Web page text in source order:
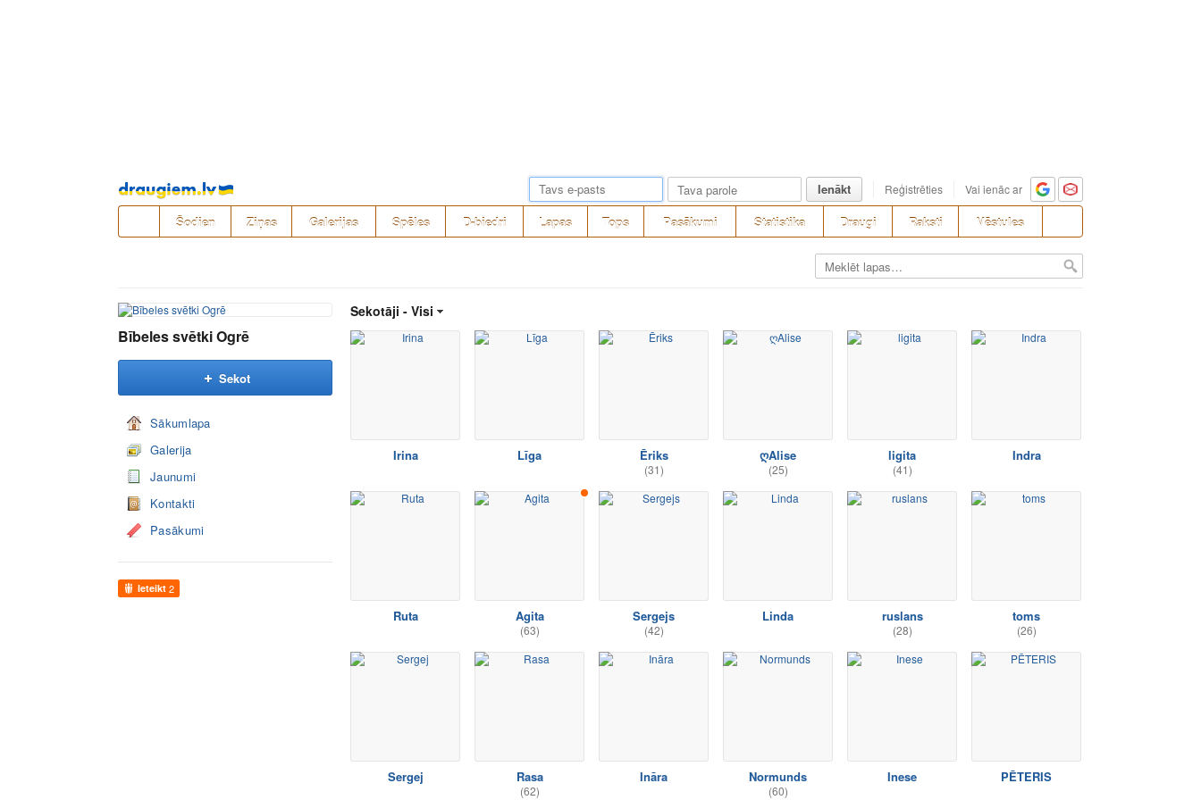
Pāriet
uz
saturu
Ienākt Reģistrēties Vai ienāc ar
Šodien Ziņas Galerijas Spēles D-biedri Lapas Tops Pasākumi Statistika Draugi Raksti Vēstules
Bībeles svētki Ogrē
Sekot
Sākumlapa
Galerija
Jaunumi
Kontakti
Pasākumi
Ieteikt 2
Sekotāji - Visi
Irina Līga Ēriks
(31)
ღAlise
(25)
ligita
(41)
Indra
Ruta Agita
(63)
Sergejs
(42)
Linda ruslans
(28)
toms
(26)
Sergej Rasa
(62)
Ināra Normunds
(60)
Inese PĒTERIS